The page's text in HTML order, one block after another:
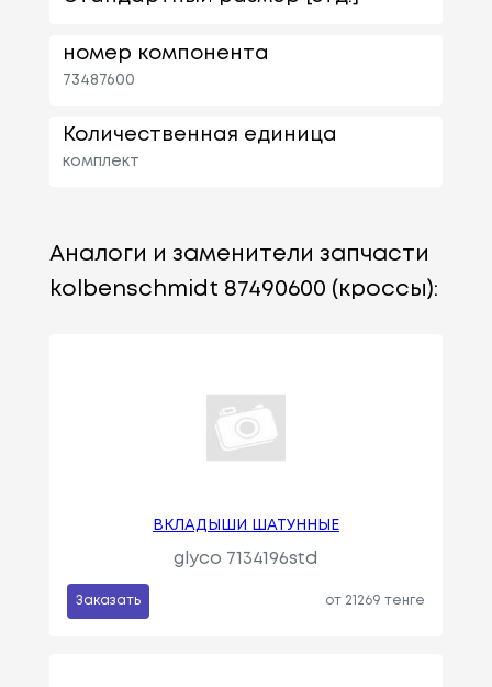
номер компонента
73487600
Количественная единица
комплект
Аналоги и заменители запчасти
kolbenschmidt 87490600 (кроссы):
ВКЛАДЫШИ ШАТУННЫЕ
glyco 7134196std
Заказать от 21269 тенге